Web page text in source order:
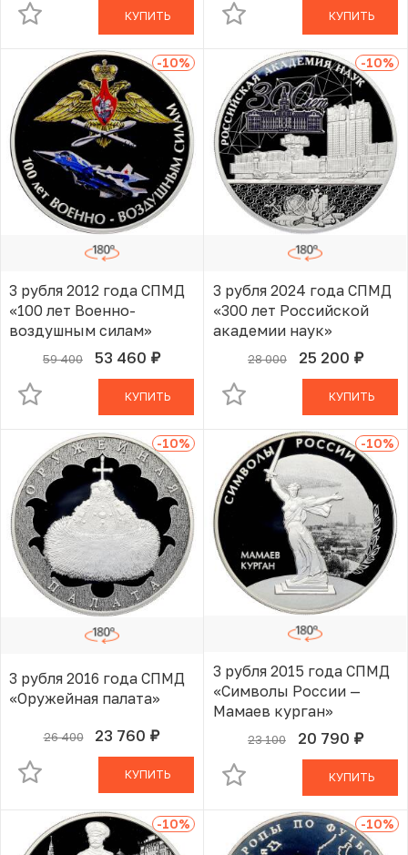
КУПИТЬ Санкт-Петербурге»
КУПИТЬ
-10%
3 рубля 2012 года СПМД
«100 лет Военно-
воздушным силам»
59 400 53 460 руб.
В КОРЗИНЕ
КУПИТЬ
-10%
3 рубля 2024 года СПМД
«300 лет Российской
академии наук»
28 000 25 200 руб.
В КОРЗИНЕ
КУПИТЬ
-10%
3 рубля 2016 года СПМД
«Оружейная палата»
26 400 23 760 руб.
В КОРЗИНЕ
КУПИТЬ
-10%
3 рубля 2015 года СПМД
«Символы России —
Мамаев курган»
23 100 20 790 руб.
В КОРЗИНЕ
КУПИТЬ
-10% -10%